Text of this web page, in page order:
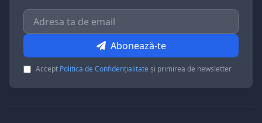
Abonează-te
Accept Politica de Confidențialitateși primirea de newsletter